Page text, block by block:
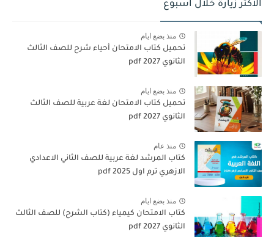
الأكثر زيارة خلال اسبوع
منذ بضع ايام
تحميل كتاب الامتحان أحياء شرح للصف الثالث
الثانوي 2027 pdf
منذ بضع ايام
تحميل كتاب الامتحان لغة عربية للصف الثالث
الثانوي 2027 pdf
منذ عام
كتاب المرشد لغة عربية للصف الثاني الاعدادي
الازهري ترم اول 2025 pdf
منذ بضع ايام
كتاب الامتحان كيمياء (كتاب الشرح) للصف الثالث
الثانوي pdf 2027